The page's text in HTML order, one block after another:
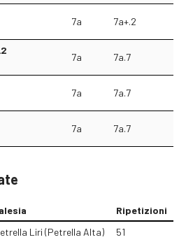
7a 7a+.2
7a 7a.7
7a 7a.7
7a 7a.7
Ripetizioni
Liri (Petrella Alta) 51